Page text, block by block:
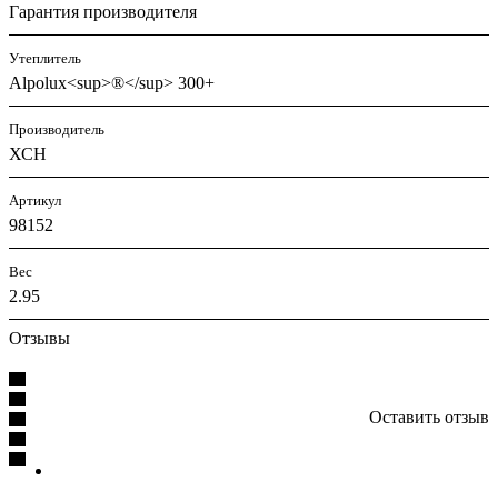
Гарантия производителя
Утеплитель
Alpolux<sup>®</sup> 300+
Производитель
ХСН
Артикул
98152
Вес
2.95
Отзывы
Оставить отзыв